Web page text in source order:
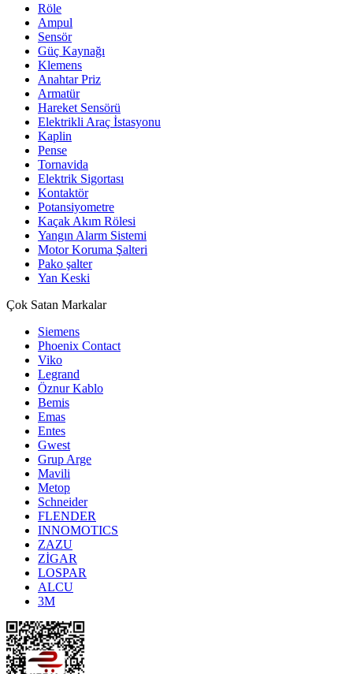
Röle
Ampul
Sensör
Güç Kaynağı
Klemens
Anahtar Priz
Armatür
Hareket Sensörü
Elektrikli Araç İstasyonu
Kaplin
Pense
Tornavida
Elektrik Sigortası
Kontaktör
Potansiyometre
Kaçak Akım Rölesi
Yangın Alarm Sistemi
Motor Koruma Şalteri
Pako şalter
Yan Keski
Çok Satan Markalar
Siemens
Phoenix Contact
Viko
Legrand
Öznur Kablo
Bemis
Emas
Entes
Gwest
Grup Arge
Mavili
Metop
Schneider
FLENDER
INNOMOTICS
ZAZU
ZİGAR
LOSPAR
ALCU
3M